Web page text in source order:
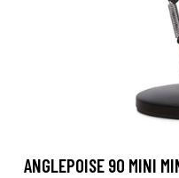
ANGLEPOISE 90 MINI